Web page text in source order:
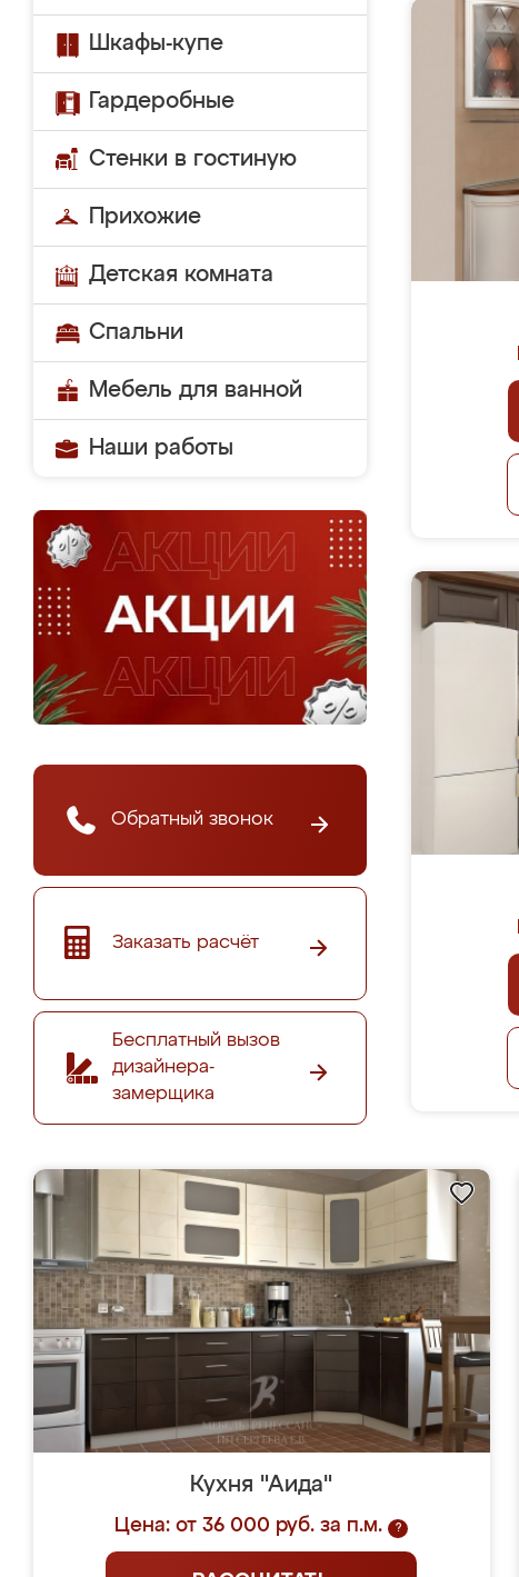
Шкафы-купе
Гардеробные
Стенки в гостиную
Прихожие
Детская комната
Спальни
Мебель для ванной
Наши работы
Обратный звонок
Заказать расчёт
Бесплатный вызов
дизайнера-
замерщика
Кухня "Аида"
Цена: от 36 000 руб. за п.м. ?